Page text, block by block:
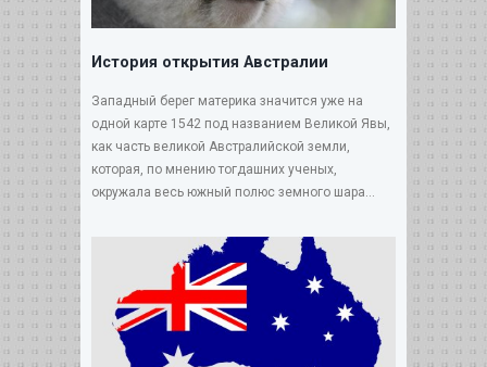
История открытия Австралии
Западный берег материка значится уже на
одной карте 1542 под названием Великой Явы,
как часть великой Австралийской земли,
которая, по мнению тогдашних ученых,
окружала весь южный полюс земного шара...